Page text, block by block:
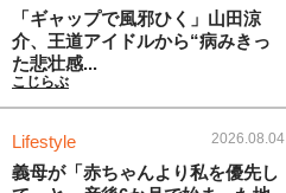
「ギャップで風邪ひく」山田涼
介、王道アイドルから“病みきっ
た悲壮感...
こじらぶ
Lifestyle 2026.08.04
義母が「赤ちゃんより私を優先し